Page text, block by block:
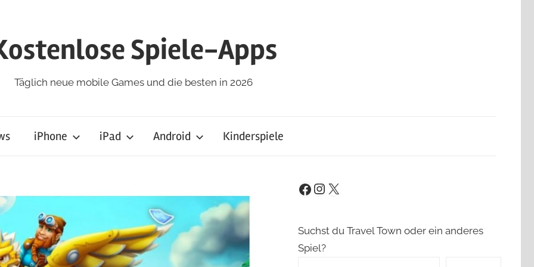
Spiele-Apps
Täglich neue mobile Games und die besten in 2026
iPhone iPad Android Kinderspiele
Facebook
Instagram
X
Suchst du Travel Town oder ein anderes
Spiel?